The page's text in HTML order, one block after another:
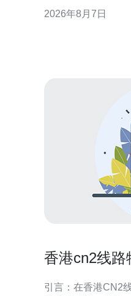
影响网络连通和法
2026年8月7日
香港cn2线路
引言：在香港CN2